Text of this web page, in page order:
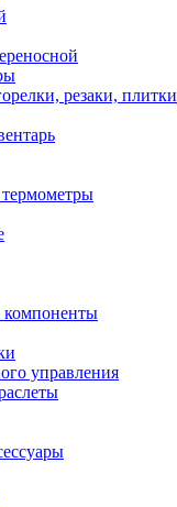
резаки, плитки
управления